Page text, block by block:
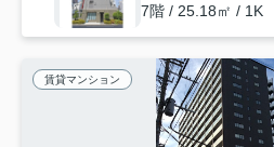
7階 / 25.18㎡ / 1K
賃貸マンション